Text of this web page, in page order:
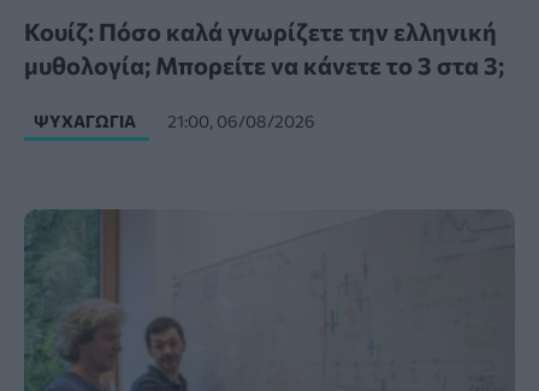
Κουίζ: Πόσο καλά γνωρίζετε την ελληνική
μυθολογία; Μπορείτε να κάνετε το 3 στα 3;
ΨΥΧΑΓΩΓΊΑ 21:00, 06/08/2026